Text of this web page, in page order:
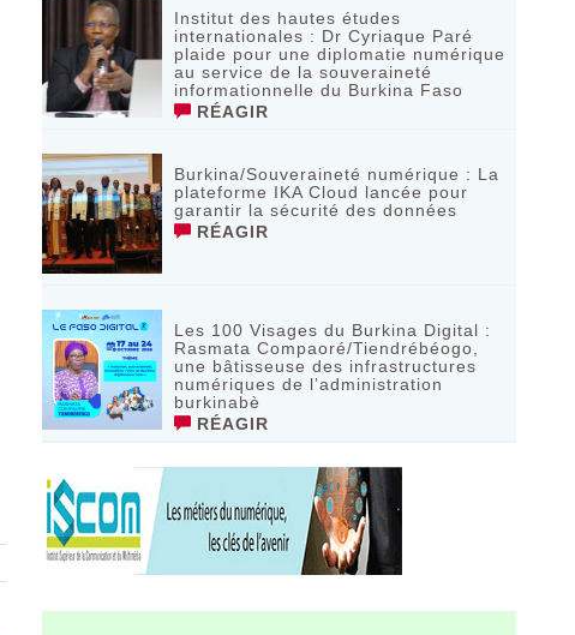
Institut des hautes études
internationales : Dr Cyriaque Paré
plaide pour une diplomatie numérique
au service de la souveraineté
informationnelle du Burkina Faso
RÉAGIR
Burkina/Souveraineté numérique : La
plateforme IKA Cloud lancée pour
garantir la sécurité des données
RÉAGIR
Les 100 Visages du Burkina Digital :
Rasmata Compaoré/Tiendrébéogo,
une bâtisseuse des infrastructures
numériques de l’administration
burkinabè
RÉAGIR